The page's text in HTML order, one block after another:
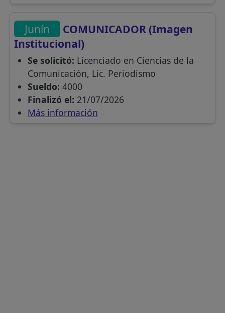
Junín
COMUNICADOR (Imagen
Institucional)
Se solicitó: Licenciado en Ciencias de la
Comunicación, Lic. Periodismo
Sueldo: 4000
Finalizó el: 21/07/2026
Más información